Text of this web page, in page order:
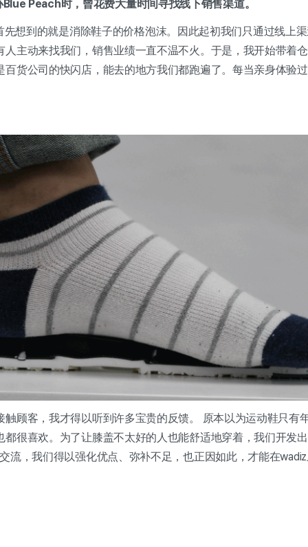
Peach时，曾花费大量时间寻找线下销售渠道。
先想到的就是消除鞋子的价格泡沫。因此起初我们只通过线上
人主动来找我们，销售业绩一直不温不火。于是，我开始带着
百货公司的快闪店，能去的地方我们都跑遍了。每当亲身体验
触顾客，我才得以听到许多宝贵的反馈。 原本以为运动鞋只有
都很喜欢。为了让膝盖不太好的人也能舒适地穿着，我们开发
流，我们得以强化优点、弥补不足，也正因如此，才能在